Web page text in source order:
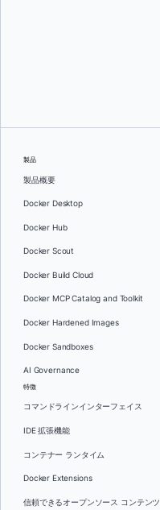
製品
製品概要
Docker Desktop
Docker Hub
Docker Scout
Docker Build Cloud
Docker MCP Catalog and Toolkit
Docker Hardened Images
Docker Sandboxes
AI Governance
特徴
コマンドラインインターフェイス
IDE 拡張機能
コンテナー ランタイム
Docker Extensions
信頼できるオープンソース コンテンツ